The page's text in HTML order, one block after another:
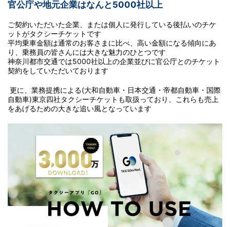
官公庁や地元企業はなんと5000社以上
ご契約いただいた企業、または個人に発行している後払いのチケ
ットがタクシーチケットです
平均乗車金額は通常のお客さまに比べ、高い金額になる傾向にあ
り、乗務員の皆さんには大きな魅力のひとつです
神奈川都市交通では5000社以上の企業並びに官公庁とのチケット
契約をしていただいております
更に、業務提携による(大和自動車・日本交通・帝都自動車・国際
自動車)東京四社タクシーチケットも取扱っており、これらも売上
をあげるための大きな追い風となっています